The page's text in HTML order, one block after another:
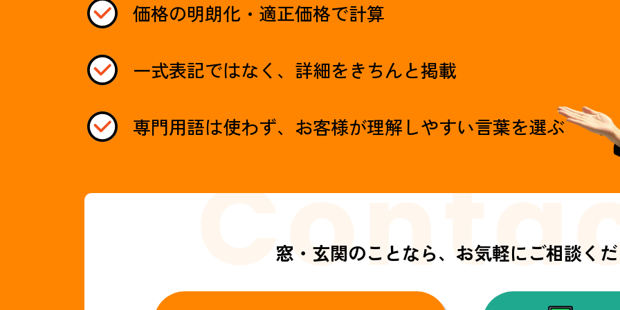
価格の明朗化・適正価格で計算
一式表記ではなく、詳細をきちんと掲載
専門用語は使わず、お客様が理解しやすい言葉を選ぶ
窓・玄関のことなら、 お気軽にご相談く